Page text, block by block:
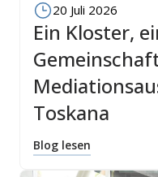
20 Juli 2026
Ein Kloster,
Toskana
Blog lesen